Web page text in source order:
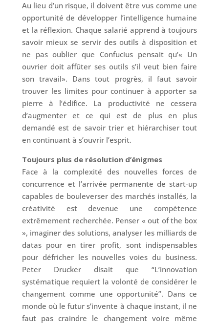
Au lieu d’un risque, il doivent être vus comme une
opportunité de développer l’intelligence humaine
et la réflexion. Chaque salarié apprend à toujours
savoir mieux se servir des outils à disposition et
ne pas oublier que Confucius pensait qu’« Un
ouvrier doit affûter ses outils s’il veut bien faire
son travail». Dans tout progrès, il faut savoir
trouver les limites pour continuer à apporter sa
pierre à l’édifice. La productivité ne cessera
d’augmenter et ce qui est de plus en plus
demandé est de savoir trier et hiérarchiser tout
en continuant à s’ouvrir l’esprit.
Toujours plus de résolution d’énigmes
Face à la complexité des nouvelles forces de
concurrence et l’arrivée permanente de start-up
capables de bouleverser des marchés installés, la
créativité est devenue une compétence
extrêmement recherchée. Penser « out of the box
», imaginer des solutions, analyser les milliards de
datas pour en tirer profit, sont indispensables
pour défricher les nouvelles voies du business.
Peter Drucker disait que “L’innovation
systématique requiert la volonté de considérer le
changement comme une opportunité”. Dans ce
monde où le futur s’invente à chaque instant, il ne
faut pas craindre le changement voire même